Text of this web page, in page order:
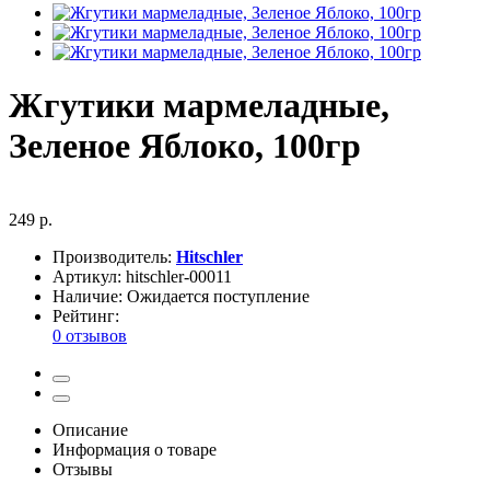
Жгутики мармеладные,
Зеленое Яблоко, 100гр
249 р.
Производитель: Hitschler
Артикул: hitschler-00011
Наличие: Ожидается поступление
Рейтинг:
0 отзывов
Описание
Информация о товаре
Отзывы